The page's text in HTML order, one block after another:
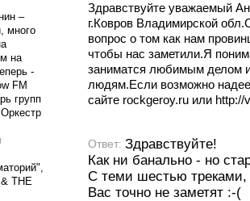
–
много
на
-
FM
групп
THE
Здравствуйте уважаемый
г.Ковров Владимирской
вопрос о том как нам
чтобы нас заметили.Я
заниматся любимым делом
людям.Если возможно
сайте rockgeroy.ru или
Ответ:Здравствуйте!
Как ни банально - но
С теми шестью треками,
Вас точно не заметят :-(